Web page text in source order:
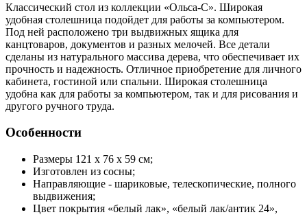
Классический стол из коллекции «Ольса-С». Широкая
удобная столешница подойдет для работы за компьютером.
Под ней расположено три выдвижных ящика для
канцтоваров, документов и разных мелочей. Все детали
сделаны из натурального массива дерева, что обеспечивает их
прочность и надежность. Отличное приобретение для личного
кабинета, гостиной или спальни. Широкая столешница
удобна как для работы за компьютером, так и для рисования и
другого ручного труда.
Особенности
Размеры 121 х 76 х 59 см;
Изготовлен из сосны;
Направляющие - шариковые, телескопические, полного
выдвижения;
Цвет покрытия «белый лак», «белый лак/антик 24»,